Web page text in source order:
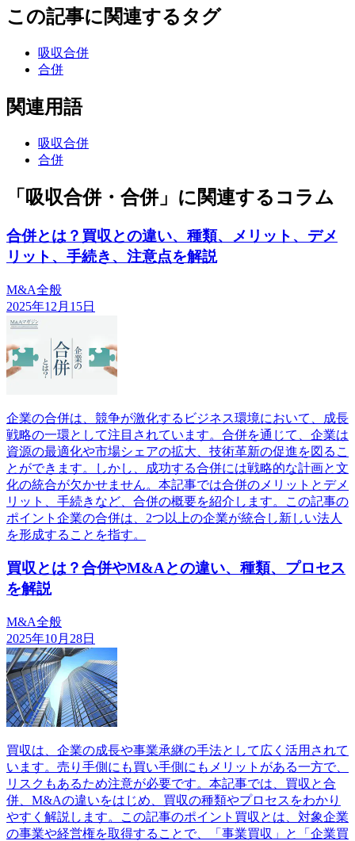
この記事に関連するタグ
吸収合併
合併
関連用語
吸収合併
合併
「吸収合併・合併」に関連するコラム
合併とは？買収との違い、種類、メリット、デメ
リット、手続き、注意点を解説
M&A全般
2025年12月15日
企業の合併は、競争が激化するビジネス環境において、成長
戦略の一環として注目されています。合併を通じて、企業は
資源の最適化や市場シェアの拡大、技術革新の促進を図るこ
とができます。しかし、成功する合併には戦略的な計画と文
化の統合が欠かせません。本記事では合併のメリットとデメ
リット、手続きなど、合併の概要を紹介します。この記事の
ポイント企業の合併は、2つ以上の企業が統合し新しい法人
を形成することを指す。
買収とは？合併やM&Aとの違い、種類、プロセス
を解説
M&A全般
2025年10月28日
買収は、企業の成長や事業承継の手法として広く活用されて
います。売り手側にも買い手側にもメリットがある一方で、
リスクもあるため注意が必要です。本記事では、買収と合
併、M&Aの違いをはじめ、買収の種類やプロセスをわかり
やすく解説します。この記事のポイント買収とは、対象企業
の事業や経営権を取得することで、「事業買収」と「企業買